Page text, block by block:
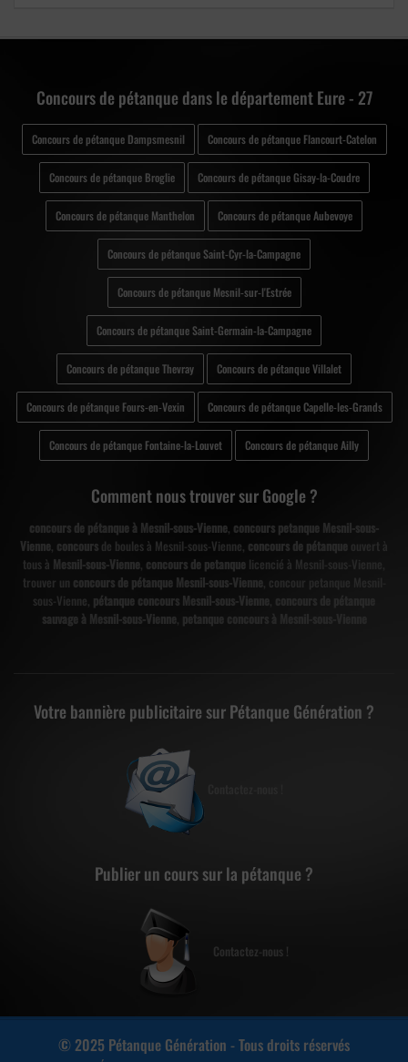
Concours de pétanque dans le département Eure - 27
Concours de pétanque Dampsmesnil Concours de pétanque Flancourt-Catelon
Concours de pétanque Broglie Concours de pétanque Gisay-la-Coudre
Concours de pétanque Manthelon Concours de pétanque Aubevoye
Concours de pétanque Saint-Cyr-la-Campagne
Concours de pétanque Mesnil-sur-l'Estrée
Concours de pétanque Saint-Germain-la-Campagne
Concours de pétanque Thevray Concours de pétanque Villalet
Concours de pétanque Fours-en-Vexin Concours de pétanque Capelle-les-Grands
Concours de pétanque Fontaine-la-Louvet Concours de pétanque Ailly
Comment nous trouver sur Google ?
concours de pétanque à Mesnil-sous-Vienne, concours petanque Mesnil-sous-
Vienne, concours de boules à Mesnil-sous-Vienne, concours de pétanque ouvert à
tous à Mesnil-sous-Vienne, concours de petanque licencié à Mesnil-sous-Vienne,
trouver un concours de pétanque Mesnil-sous-Vienne, concour petanque Mesnil-
sous-Vienne, pétanque concours Mesnil-sous-Vienne, concours de pétanque
sauvage à Mesnil-sous-Vienne, petanque concours à Mesnil-sous-Vienne
Votre bannière publicitaire sur Pétanque Génération ?
Publier un cours sur la pétanque ?
Contactez-nous !
© 2025 Pétanque Génération - Tous droits réservés